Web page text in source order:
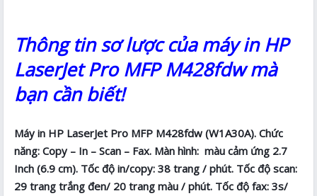
Thông tin sơ lược của máy in HP
LaserJet Pro MFP M428fdw mà
bạn cần biết!
Máy in HP LaserJet Pro MFP M428fdw (W1A30A). Chức
năng: Copy – In – Scan – Fax. Màn hình: màu cảm ứng 2.7
Inch (6.9 cm). Tốc độ in/copy: 38 trang / phút. Tốc độ scan:
29 trang trắng đen/ 20 trang màu / phút. Tốc độ fax: 3s/